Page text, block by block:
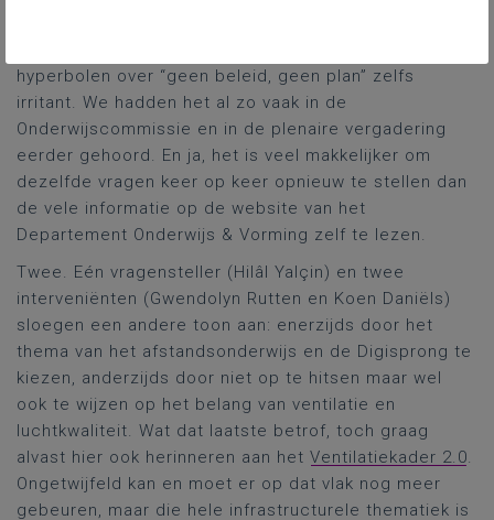
hyperbolen over “geen beleid, geen plan” zelfs
irritant. We hadden het al zo vaak in de
Onderwijscommissie en in de plenaire vergadering
eerder gehoord. En ja, het is veel makkelijker om
dezelfde vragen keer op keer opnieuw te stellen dan
de vele informatie op de website van het
Departement Onderwijs & Vorming zelf te lezen.
Twee. Eén vragensteller (Hilâl Yalçin) en twee
interveniënten (Gwendolyn Rutten en Koen Daniëls)
sloegen een andere toon aan: enerzijds door het
thema van het afstandsonderwijs en de Digisprong te
kiezen, anderzijds door niet op te hitsen maar wel
ook te wijzen op het belang van ventilatie en
luchtkwaliteit. Wat dat laatste betrof, toch graag
alvast hier ook herinneren aan het Ventilatiekader 2.0.
Ongetwijfeld kan en moet er op dat vlak nog meer
gebeuren, maar die hele infrastructurele thematiek is